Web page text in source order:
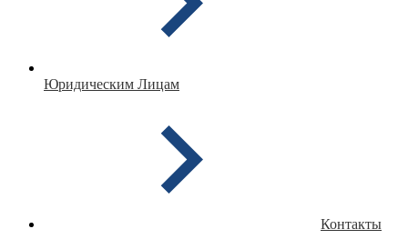
Юридическим Лицам
Контакты